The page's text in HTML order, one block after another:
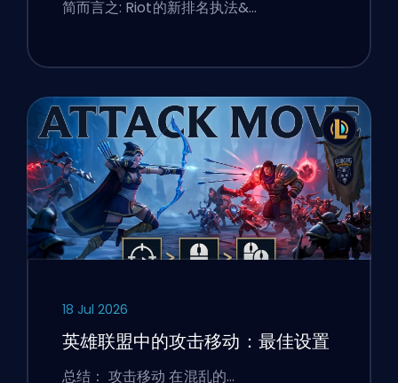
简而言之: Riot的新排名执法&…
18 Jul 2026
英雄联盟中的攻击移动：最佳设置
总结： 攻击移动 在混乱的…